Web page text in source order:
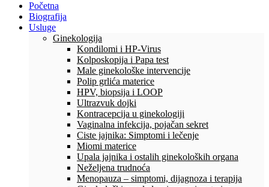
Početna
Biografija
Usluge
Ginekologija
Kondilomi i HP-Virus
Kolposkopija i Papa test
Male ginekološke intervencije
Polip grlića materice
HPV, biopsija i LOOP
Ultrazvuk dojki
Kontracepcija u ginekologiji
Vaginalna infekcija, pojačan sekret
Ciste jajnika: Simptomi i lečenje
Miomi materice
Upala jajnika i ostalih ginekoloških organa
Neželjena trudnoća
Menopauza – simptomi, dijagnoza i terapija